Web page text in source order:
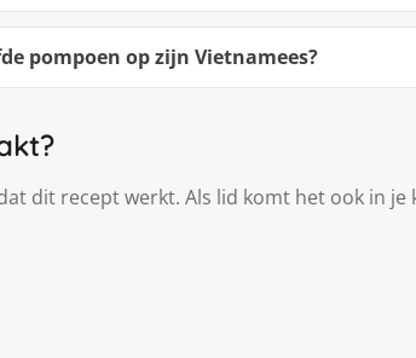
pompoen op zijn Vietnamees?
dit recept werkt. Als lid komt het ook in je